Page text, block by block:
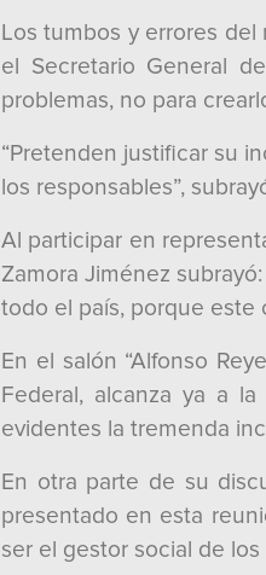
Los tumbos y errores
el Secretario General
problemas, no para
“Pretenden justificar su
los responsables”,
Al participar en
Zamora Jiménez
todo el país, porque este
En el salón “Alfonso
Federal, alcanza ya a
evidentes la tremenda
En otra parte de su
presentado en esta
ser el gestor social de